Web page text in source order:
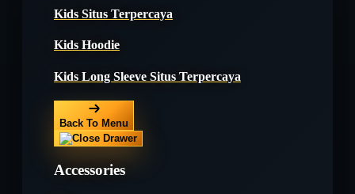
Kids Situs Terpercaya
Kids Hoodie
Kids Long Sleeve Situs Terpercaya
Back To Menu
Accessories